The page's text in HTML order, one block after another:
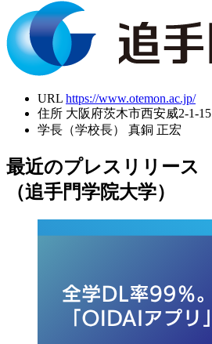
URL https://www.otemon.ac.jp/
住所 大阪府茨木市西安威2-1-15
学長（学校長）
真銅 正宏
最近のプレスリリース
（追手門学院大学）